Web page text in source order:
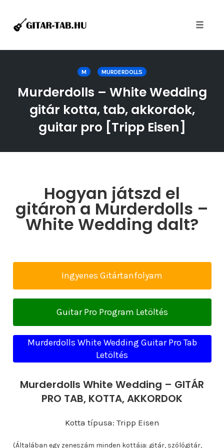
M MURDERDOLLS
Murderdolls – White Wedding
gitár kotta, tab, akkordok,
guitar pro [Tripp Eisen]
Hogyan játszd el
gitáron a Murderdolls –
White Wedding dalt?
Ingyenes Gitártanfolyam
Guitar Pro Program Letöltés
Murderdolls White Wedding Guitar Pro Tab
Letöltés
Murderdolls White Wedding – GITÁR
PRO TAB, KOTTA, AKKORDOK
Kotta típusa: Tripp Eisen
(Általában egy zeneszám minden kottája: gitár, szólógitár,